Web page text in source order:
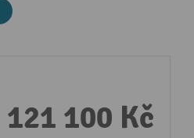
121 100 Kč